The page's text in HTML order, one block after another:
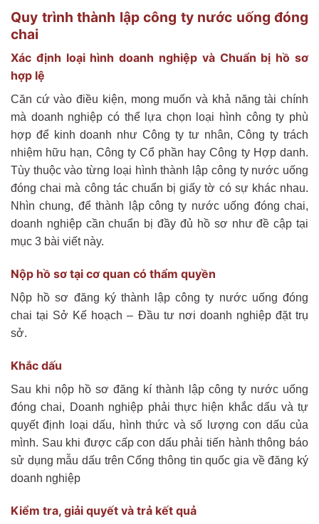
Quy trình thành lập công ty nước uống đóng
chai
Xác định loại hình doanh nghiệp và Chuẩn bị hồ sơ
hợp lệ
Căn cứ vào điều kiện, mong muốn và khả năng tài chính
mà doanh nghiệp có thể lựa chọn loại hình công ty phù
hợp để kinh doanh như Công ty tư nhân, Công ty trách
nhiệm hữu hạn, Công ty Cổ phần hay Công ty Hợp danh.
Tùy thuộc vào từng loại hình thành lập công ty nước uống
đóng chai mà công tác chuẩn bị giấy tờ có sự khác nhau.
Nhìn chung, để thành lập công ty nước uống đóng chai,
doanh nghiệp cần chuẩn bị đầy đủ hồ sơ như đề cập tại
mục 3 bài viết này.
Nộp hồ sơ tại cơ quan có thẩm quyền
Nộp hồ sơ đăng ký thành lập công ty nước uống đóng
chai tại Sở Kế hoạch – Đầu tư nơi doanh nghiệp đặt trụ
sở.
Khắc dấu
Sau khi nộp hồ sơ đăng kí thành lập công ty nước uống
đóng chai, Doanh nghiệp phải thực hiện khắc dấu và tự
quyết định loại dấu, hình thức và số lượng con dấu của
mình. Sau khi được cấp con dấu phải tiến hành thông báo
sử dụng mẫu dấu trên Cổng thông tin quốc gia về đăng ký
doanh nghiệp
Kiểm tra, giải quyết và trả kết quả